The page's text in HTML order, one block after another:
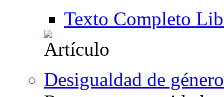
Texto Completo
Desigualdad de